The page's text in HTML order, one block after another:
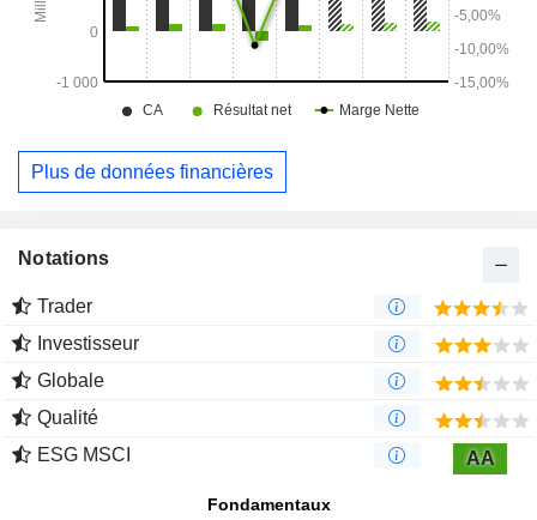
Plus de données financières
Notations
Trader
Investisseur
Globale
Qualité
ESG MSCI
AA